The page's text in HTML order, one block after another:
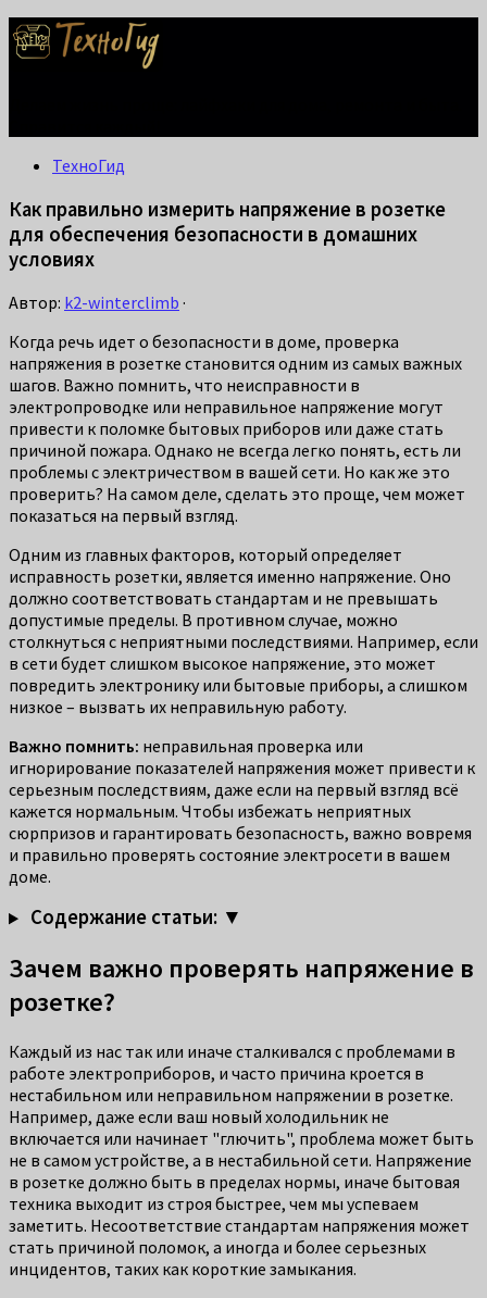
ТехноГид
Как правильно измерить напряжение в розетке
для обеспечения безопасности в домашних
условиях
Автор: k2-winterclimb ·
Когда речь идет о безопасности в доме, проверка
напряжения в розетке становится одним из самых важных
шагов. Важно помнить, что неисправности в
электропроводке или неправильное напряжение могут
привести к поломке бытовых приборов или даже стать
причиной пожара. Однако не всегда легко понять, есть ли
проблемы с электричеством в вашей сети. Но как же это
проверить? На самом деле, сделать это проще, чем может
показаться на первый взгляд.
Одним из главных факторов, который определяет
исправность розетки, является именно напряжение. Оно
должно соответствовать стандартам и не превышать
допустимые пределы. В противном случае, можно
столкнуться с неприятными последствиями. Например, если
в сети будет слишком высокое напряжение, это может
повредить электронику или бытовые приборы, а слишком
низкое – вызвать их неправильную работу.
Важно помнить: неправильная проверка или
игнорирование показателей напряжения может привести к
серьезным последствиям, даже если на первый взгляд всё
кажется нормальным. Чтобы избежать неприятных
сюрпризов и гарантировать безопасность, важно вовремя
и правильно проверять состояние электросети в вашем
доме.
Содержание статьи: ▼
Зачем важно проверять напряжение в
розетке?
Каждый из нас так или иначе сталкивался с проблемами в
работе электроприборов, и часто причина кроется в
нестабильном или неправильном напряжении в розетке.
Например, даже если ваш новый холодильник не
включается или начинает "глючить", проблема может быть
не в самом устройстве, а в нестабильной сети. Напряжение
в розетке должно быть в пределах нормы, иначе бытовая
техника выходит из строя быстрее, чем мы успеваем
заметить. Несоответствие стандартам напряжения может
стать причиной поломок, а иногда и более серьезных
инцидентов, таких как короткие замыкания.